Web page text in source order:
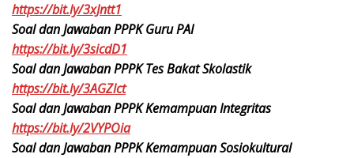
https://bit.ly/3xJntt1
Soal dan Jawaban PPPK Guru PAI
https://bit.ly/3sicdD1
Soal dan Jawaban PPPK Tes Bakat Skolastik
https://bit.ly/3AGZlct
Soal dan Jawaban PPPK Kemampuan Integritas
https://bit.ly/2VYPOia
Soal dan Jawaban PPPK Kemampuan Sosiokultural